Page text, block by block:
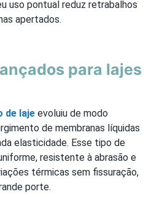
uso pontual reduz retrabalhos
apertados.
para lajes
de laje evoluiu de modo
de membranas líquidas
elasticidade. Esse tipo de
resistente à abrasão e
térmicas sem fissuração,
porte.